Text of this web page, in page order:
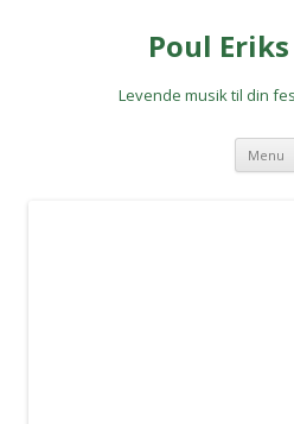
Poul
Levende musik til din
Menu